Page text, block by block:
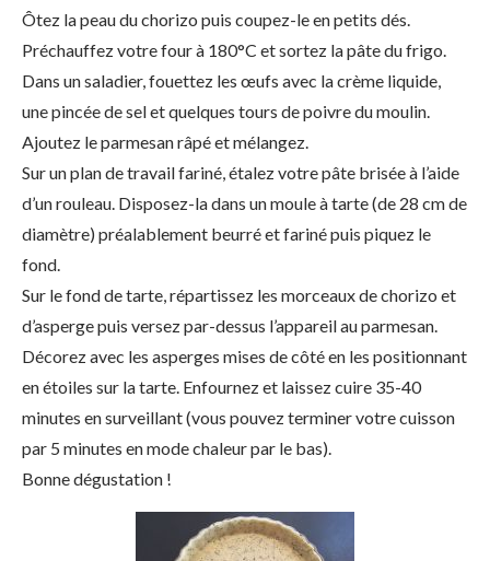
Ôtez la peau du chorizo puis coupez-le en petits dés.
Préchauffez votre four à 180°C et sortez la pâte du frigo.
Dans un saladier, fouettez les œufs avec la crème liquide,
une pincée de sel et quelques tours de poivre du moulin.
Ajoutez le parmesan râpé et mélangez.
Sur un plan de travail fariné, étalez votre pâte brisée à l’aide
d’un rouleau. Disposez-la dans un moule à tarte (de 28 cm de
diamètre) préalablement beurré et fariné puis piquez le
fond.
Sur le fond de tarte, répartissez les morceaux de chorizo et
d’asperge puis versez par-dessus l’appareil au parmesan.
Décorez avec les asperges mises de côté en les positionnant
en étoiles sur la tarte. Enfournez et laissez cuire 35-40
minutes en surveillant (vous pouvez terminer votre cuisson
par 5 minutes en mode chaleur par le bas).
Bonne dégustation !